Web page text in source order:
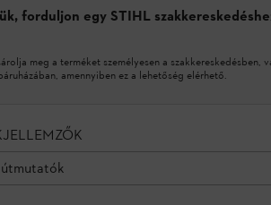
forduljon egy STIHL
meg a terméket személyesen a szakkereskedésben,
amennyiben ez a lehetőség elérhető.